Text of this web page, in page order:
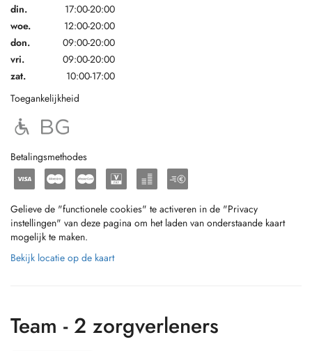
din.
17:00-20:00
woe.
12:00-20:00
don.
09:00-20:00
vri.
09:00-20:00
zat.
10:00-17:00
Toegankelijkheid
Betalingsmethodes
Gelieve de "functionele cookies" te activeren in de "Privacy
instellingen" van deze pagina om het laden van onderstaande kaart
mogelijk te maken.
Bekijk locatie op de kaart
Team - 2 zorgverleners